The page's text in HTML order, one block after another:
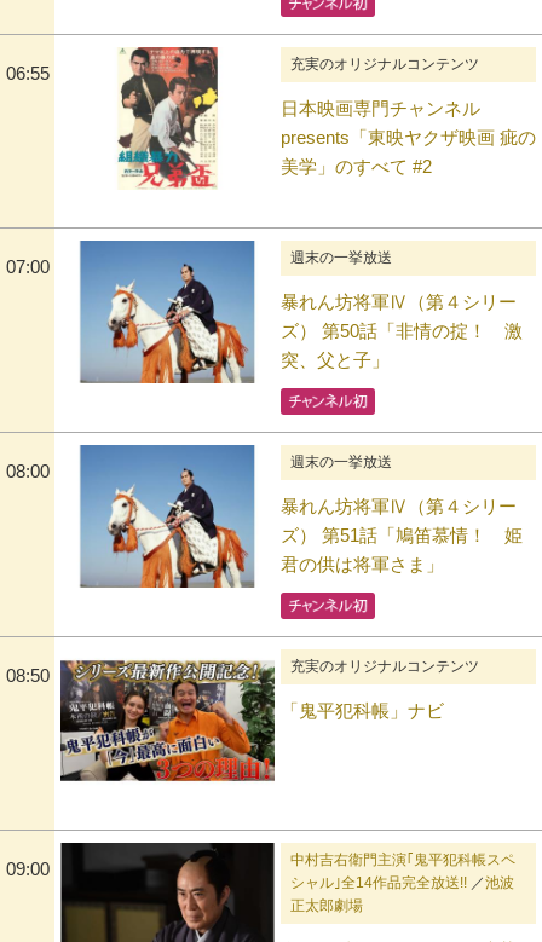
06:55 充実のオリジナルコンテンツ
日本映画専門チャンネル
presents「東映ヤクザ映画 疵の
美学」のすべて #2
07:00 週末の一挙放送
暴れん坊将軍Ⅳ（第４シリー
ズ） 第50話「非情の掟！ 激
突、父と子」
08:00 週末の一挙放送
暴れん坊将軍Ⅳ（第４シリー
ズ） 第51話「鳩笛慕情！ 姫
君の供は将軍さま」
08:50 充実のオリジナルコンテンツ
「鬼平犯科帳」ナビ
09:00
中村吉右衛門主演｢鬼平犯科帳スペ
シャル｣全14作品完全放送!!／池波
正太郎劇場